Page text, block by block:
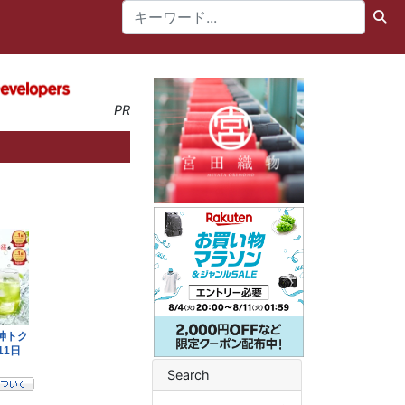
PR
Search